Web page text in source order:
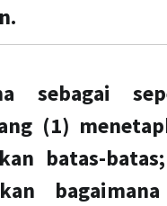
sebagai
(1)
batas-